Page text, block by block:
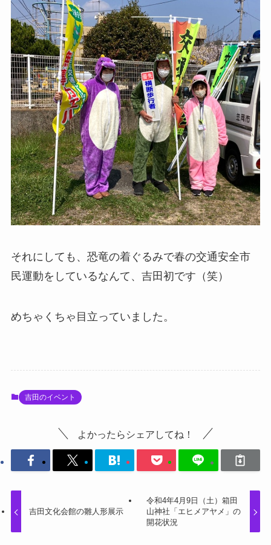
それにしても、恐竜の着ぐるみで春の交通安全市
民運動をしているなんて、吉田初です（笑）
めちゃくちゃ目立っていました。
吉田のイベント
よかったらシェアしてね！
吉田文化会館の雛人形展示
令和4年4月9日（土）箱田
山神社「エヒメアヤメ」の
開花状況